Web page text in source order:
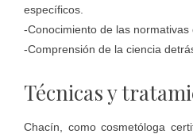
específicos.
-Conocimiento de las normativas
-Comprensión de la ciencia
Técnicas y
Chacín, como cosmetóloga